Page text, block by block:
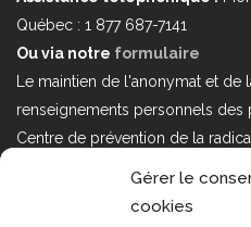
Gérer le
cookies
Québec : 1 877 687-7141
Ou via notre formulaire
Le maintien de l'anonymat et de
renseignements personnels
Centre de prévention de la
d'enjeux sur la Loi 25 portant